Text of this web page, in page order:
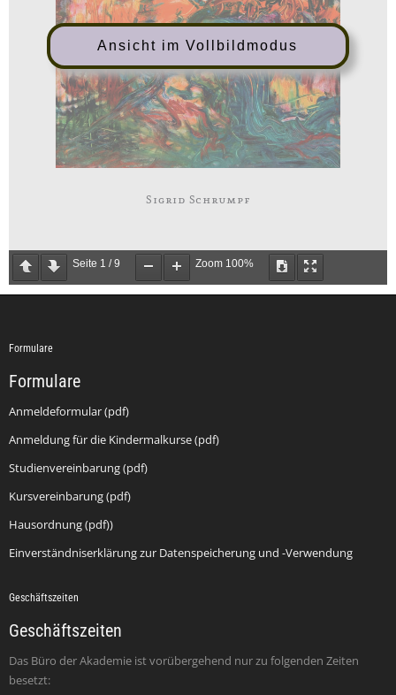
Ansicht im Vollbildmodus
Seite 1 /9 Zoom 100%
Formulare
Formulare
Anmeldeformular (pdf)
Anmeldung für die Kindermalkurse (pdf)
Studienvereinbarung (pdf)
Kursvereinbarung (pdf)
Hausordnung (pdf))
Einverständniserklärung zur Datenspeicherung und -Verwendung
Geschäftszeiten
Geschäftszeiten
Das Büro der Akademie ist vorübergehend nur zu folgenden Zeiten
besetzt: